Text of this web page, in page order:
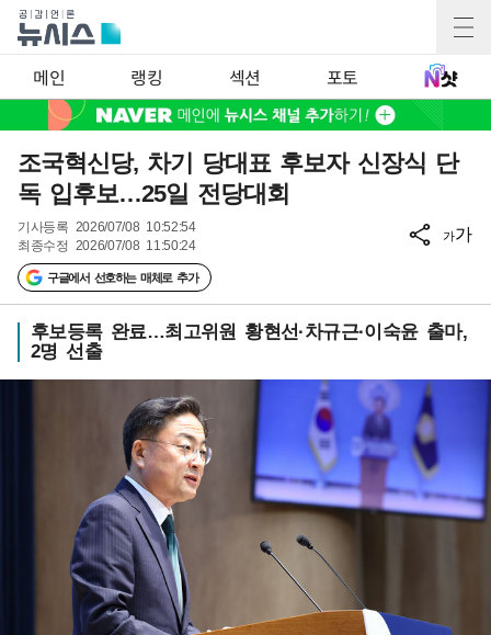
메인 랭킹 섹션 포토
조국혁신당, 차기 당대표 후보자 신장식 단
독 입후보…25일 전당대회
기사등록 2026/07/08 10:52:54
최종수정 2026/07/08 11:50:24
구글에서 선호하는 매체로 추가
가가
후보등록 완료…최고위원 황현선·차규근·이숙윤 출마,
2명 선출